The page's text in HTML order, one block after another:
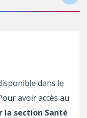
dans le
avoir accès au
la section Santé